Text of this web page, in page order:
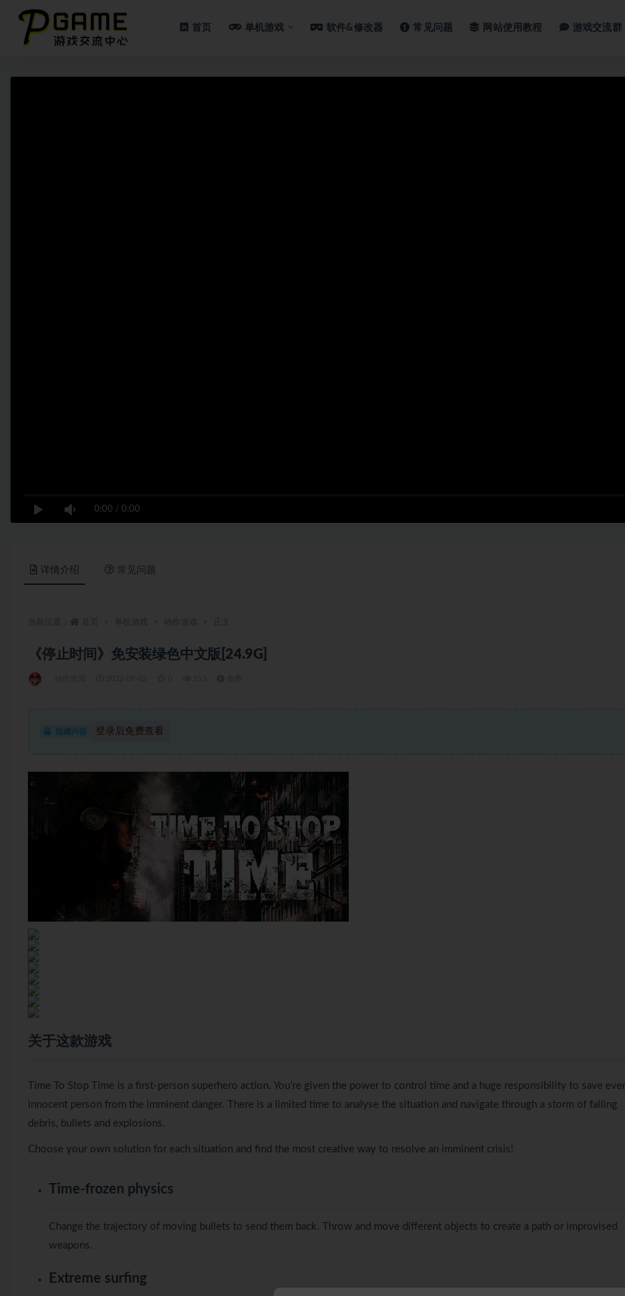
首页 单机游戏 软件&修改器 常见问题 网站使用教程 游戏交流群
0:00 / 0:00
详情介绍 常见问题
《停止时间》免安装绿色中文版[24.9G]
隐藏内容 登录后免费查看
关于这款游戏
Time To Stop Time is a first-person superhero action. You’re given the power to control time and a huge responsibility to save
innocent person from the imminent danger. There is a limited time to analyse the situation and navigate through a storm of falling
debris, bullets and explosions.
Choose your own solution for each situation and find the most creative way to resolve an imminent crisis!
Time-frozen physics
Change the trajectory of moving bullets to send them back. Throw and move different objects to create a path or improvised
weapons.
Extreme surfing